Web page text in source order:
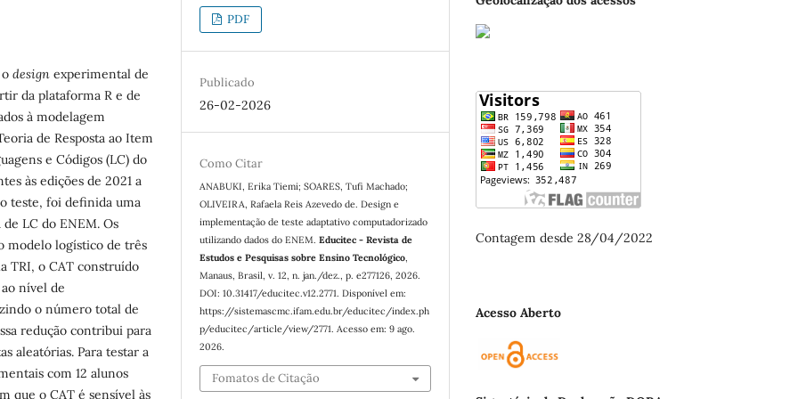
design experimental de
da plataforma R e de
à modelagem
de Resposta ao Item
e Códigos (LC) do
às edições de 2021 a
teste, foi definida uma
LC do ENEM. Os
modelo logístico de três
TRI, o CAT construído
nível de
o número total de
redução contribui para
aleatórias. Para testar a
com 12 alunos
que o CAT é sensível às
PDF
Publicado
26-02-2026
Como Citar
ANABUKI, Erika Tiemi; SOARES, Tufi Machado;
OLIVEIRA, Rafaela Reis Azevedo de. Design e
implementação de teste adaptativo computadorizado
utilizando dados do ENEM.Educitec - Revista de
Estudos e Pesquisas sobre Ensino Tecnológico,
Manaus, Brasil, v. 12, n. jan./dez., p. e277126, 2026.
DOI: 10.31417/educitec.v12.2771. Disponível em:
https://sistemascmc.ifam.edu.br/educitec/index.ph
p/educitec/article/view/2771. Acesso em: 9 ago.
2026.
Fomatos de Citação
Contagem desde 28/04/2022
Acesso Aberto